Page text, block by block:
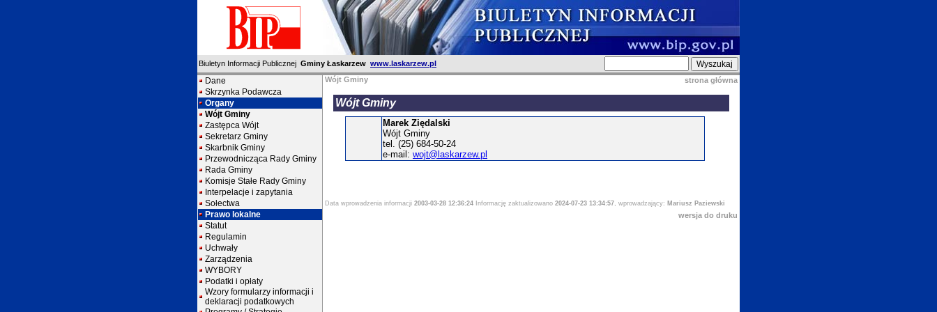
Biuletyn Informacji Publicznej Gminy Łaskarzew www.laskarzew.pl
Dane
Skrzynka Podawcza
Organy
Wójt Gminy
Zastępca Wójt
Sekretarz Gminy
Skarbnik Gminy
Przewodnicząca Rady Gminy
Rada Gminy
Komisje Stałe Rady Gminy
Interpelacje i zapytania
Sołectwa
Prawo lokalne
Statut
Regulamin
Uchwały
Zarządzenia
WYBORY
Podatki i opłaty
Wzory formularzy informacji i
deklaracji podatkowych
Wójt Gminy strona główna
Wójt Gminy
Marek Ziędalski
Wójt Gminy
tel. (25) 684-50-24
e-mail: wojt@laskarzew.pl
Data wprowadzenia informacji 2003-03-28 12:36:24 Informację zaktualizowano 2024-07-23 13:34:57, wprowadzający: Mariusz Paziewski
wersja do druku